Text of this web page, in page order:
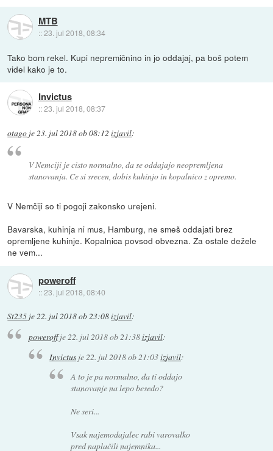
MTB
::23. jul 2018, 08:34
Tako bom rekel. Kupi nepremičnino in jo oddajaj, pa boš potem
videl kako je to.
Invictus
::23. jul 2018, 08:37
otago je23. jul 2018 ob 08:12 izjavil:
V Nemciji je cisto normalno, da se oddajajo neopremljena
stanovanja. Ce si srecen, dobis kuhinjo in kopalnico z opremo.
V Nemčiji so ti pogoji zakonsko urejeni.
Bavarska, kuhinja ni mus, Hamburg, ne smeš oddajati brez
opremljene kuhinje. Kopalnica povsod obvezna. Za ostale dežele
ne vem...
poweroff
::23. jul 2018, 08:40
St235 je22. jul 2018 ob 23:08izjavil:
poweroffje22. jul 2018 ob 21:38izjavil:
Invictus je 22. jul 2018 ob 21:03izjavil:
A to je pa normalno, da ti oddajo
stanovanje na lepo besedo?
Ne seri...
Vsak najemodajalec rabi varovalko
pred naplačili najemnika...